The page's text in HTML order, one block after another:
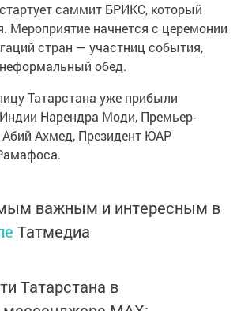
саммит БРИКС, который
Мероприятие начнется с церемонии
стран — участниц события,
обед.
Татарстана уже прибыли
Нарендра Моди, Премьер-
Ахмед, Президент ЮАР
важным и интересным в
Татмедиа
Татарстана в